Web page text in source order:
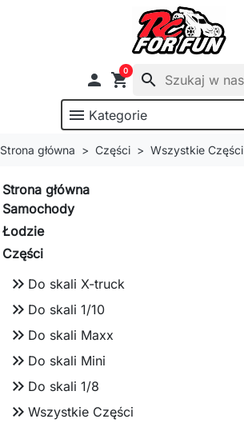
 shopping_cart
0
search
menu Kategorie
Strona główna Części Wszystkie Części
Strona główna
Samochody
Łodzie
Części
keyboard_double_arrow_right Do skali X-truck
keyboard_double_arrow_right Do skali 1/10
keyboard_double_arrow_right Do skali Maxx
keyboard_double_arrow_right Do skali Mini
keyboard_double_arrow_right Do skali 1/8
keyboard_double_arrow_right Wszystkie Części